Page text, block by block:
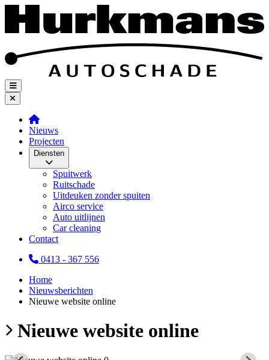
Nieuws
Projecten
Diensten
Spuitwerk
Ruitschade
Uitdeuken zonder spuiten
Airco service
Auto uitlijnen
Car cleaning
Contact
0413 - 367 556
Home
Nieuwsberichten
Nieuwe website online
Nieuwe website online